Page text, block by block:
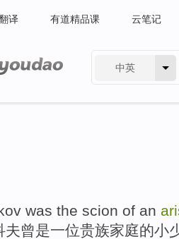
译 有道精品课 云笔记
中英
was the scion of an
夫曾是一位贵族家庭的小